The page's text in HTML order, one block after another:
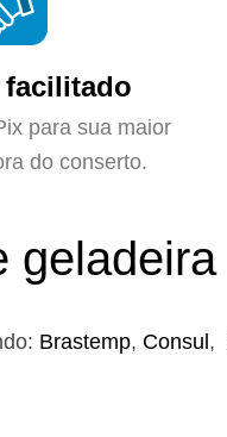
facilitado
para sua maior
do conserto.
geladeira
Brastemp, Consul ,